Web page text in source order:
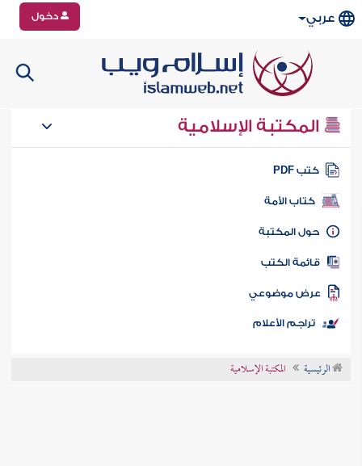
عربي دخول
المكتبة الإسلامية
كتب PDF
كتاب الأمة
المكتبة
الكتب
موضوعي
تراجم الأعلام
الرئيسية المكتبة الإسلامية